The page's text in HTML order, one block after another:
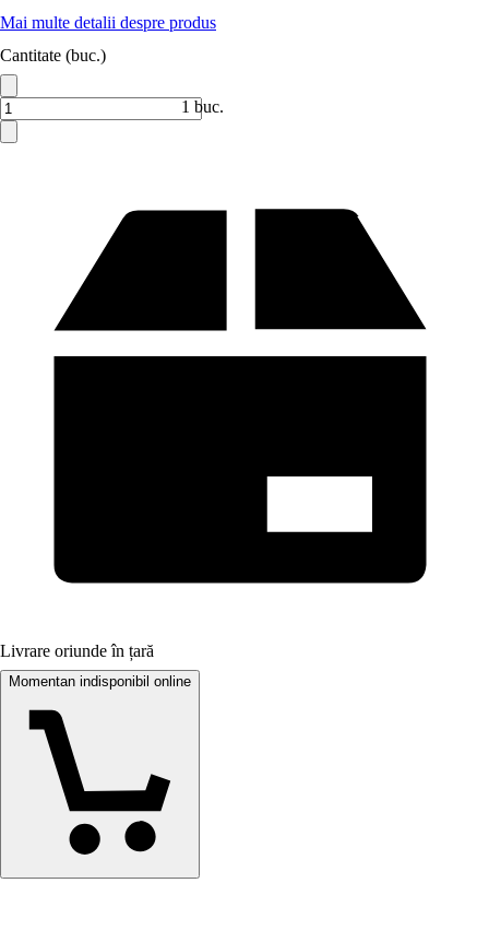
Mai multe detalii despre produs
Cantitate (buc.)
1 buc.
Livrare oriunde în țară
Momentan indisponibil online